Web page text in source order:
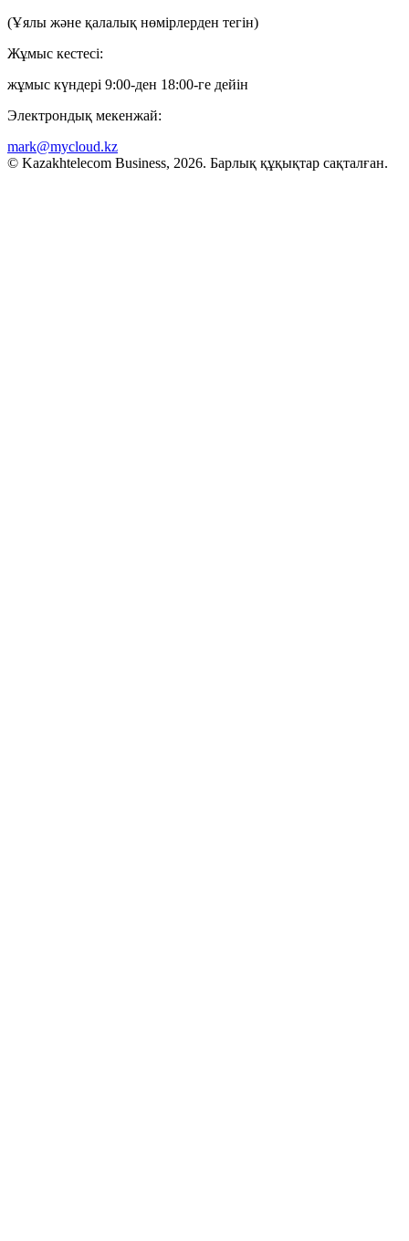
(Ұялы және қалалық нөмірлерден тегін)
Жұмыс кестесі:
жұмыс күндері 9:00-ден 18:00-ге дейін
Электрондық мекенжай:
mark@mycloud.kz
© Kazakhtelecom Business, 2026. Барлық құқықтар сақталған.